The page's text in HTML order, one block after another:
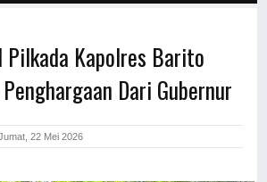
Pilkada Kapolres Barito
Dari Gubernur
22 Mei 2026